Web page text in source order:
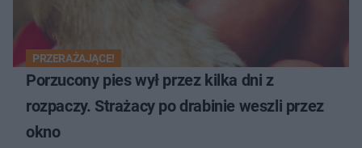
PRZERAŻAJĄCE!
Porzucony pies wył przez kilka dni z
rozpaczy. Strażacy po drabinie weszli przez
okno